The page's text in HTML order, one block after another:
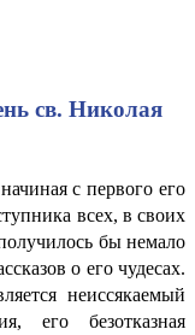
св. Николая
с первого его
всех, в своих
бы немало
о его чудесах.
неиссякаемый
его безотказная